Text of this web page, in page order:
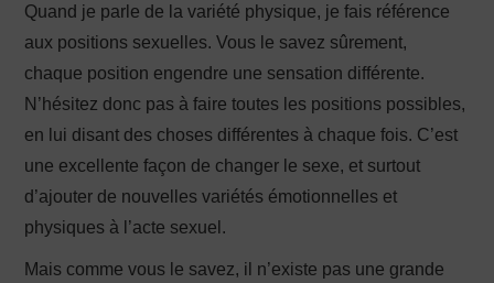
Quand je parle de la variété physique, je fais référence
aux positions sexuelles. Vous le savez sûrement,
chaque position engendre une sensation différente.
N’hésitez donc pas à faire toutes les positions possibles,
en lui disant des choses différentes à chaque fois. C’est
une excellente façon de changer le sexe, et surtout
d’ajouter de nouvelles variétés émotionnelles et
physiques à l’acte sexuel.
Mais comme vous le savez, il n’existe pas une grande